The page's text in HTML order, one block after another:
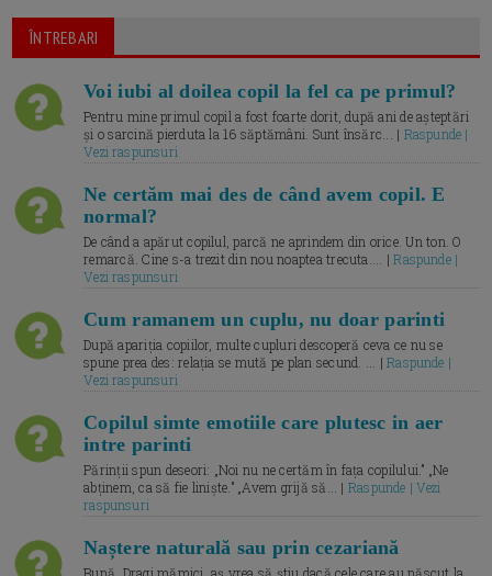
ÎNTREBARI
Voi iubi al doilea copil la fel ca pe primul?
Pentru mine primul copil a fost foarte dorit, după ani de așteptări
și o sarcină pierduta la 16 săptămâni. Sunt însărc... | Raspunde |
Vezi raspunsuri
Ne certăm mai des de când avem copil. E
normal?
De când a apărut copilul, parcă ne aprindem din orice. Un ton. O
remarcă. Cine s-a trezit din nou noaptea trecuta.... |Raspunde |
Vezi raspunsuri
Cum ramanem un cuplu, nu doar parinti
După apariția copiilor, multe cupluri descoperă ceva ce nu se
spune prea des: relația se mută pe plan secund. ... |Raspunde |
Vezi raspunsuri
Copilul simte emotiile care plutesc in aer
intre parinti
Părinții spun deseori: „Noi nu ne certăm în fața copilului.” „Ne
abținem, ca să fie liniște.” „Avem grijă să... | Raspunde | Vezi
raspunsuri
Naștere naturală sau prin cezariană